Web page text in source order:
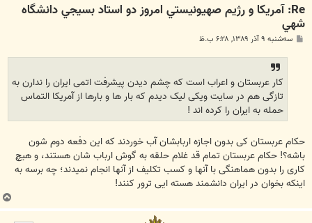
Re: آمريكا و رژيم صهيونيستي امروز دو استاد بسيجي دانشگاه
شهي
پ سه‌شنبه ۹ آذر ۱۳۸۹, ۶:۲۸ ب.ظ
کار عربستان و اعراب است که چشم دیدن پیشرفت اتمی ایران را ندارن به
تازگی هم در سایت ویکی لیک دیدم که بار ها و بارها از آمریکا التماس
حمله به ایران را کرده اند !
حکام عربستان کی بدون اجازه اربابشان آب خوردند که این دفعه دوم شون
باشه؟! حکام عربستان تمام قد غلام حلقه به گوش ارباب شان هستند، و هیچ
کاری را بدون هماهنگی با آنها و کسب تکلیف از آنها انجام نمیدند؛ چه برسه به
اینکه بخوان در ایران دانشمند هسته ایی ترور کنند!
ب
ا